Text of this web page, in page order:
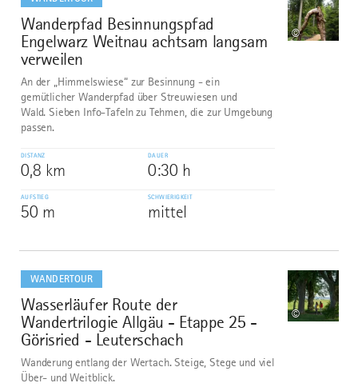
9
Wanderpfad Besinnungspfad
Engelwarz Weitnau achtsam langsam
verweilen
©
An der „Himmelswiese“ zur Besinnung - ein
gemütlicher Wanderpfad über Streuwiesen und
Wald. Sieben Info-Tafeln zu Tehmen, die zur Umgebung
passen.
DISTANZ
0,8 km
DAUER
0:30 h
AUFSTIEG
50 m
SCHWIERIGKEIT
mittel
WANDERTOUR
10
Wasserläufer Route der
Wandertrilogie Allgäu - Etappe 25 -
Görisried - Leuterschach
©
Wanderung entlang der Wertach. Steige, Stege und viel
Über- und Weitblick.
dazu